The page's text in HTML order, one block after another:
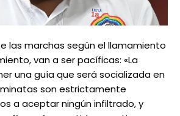
las marchas según el llamamiento
van a ser pacíficas: «La
una guía que será socializada en
son estrictamente
a aceptar ningún infiltrado, y